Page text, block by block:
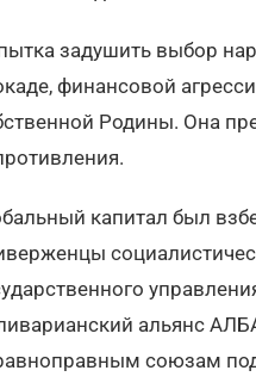
задушить выбор
финансовой
Родины. Она
капитал был
альянс
союзам